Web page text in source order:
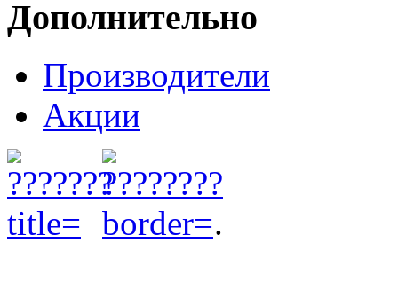
Дополнительно
Производители
Акции
.